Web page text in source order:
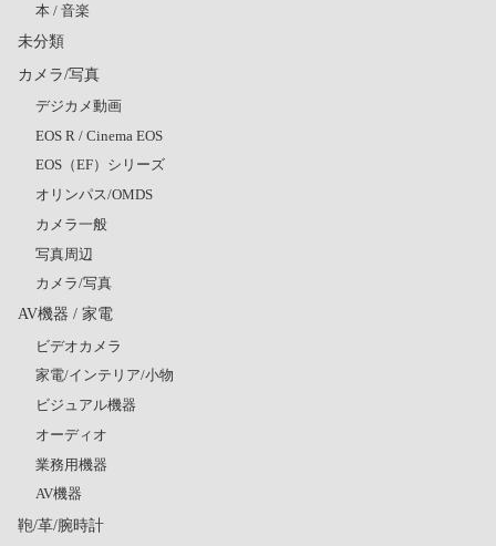
本 / 音楽
未分類
カメラ/写真
デジカメ動画
EOS R / Cinema EOS
EOS（EF）シリーズ
オリンパス/OMDS
カメラ一般
写真周辺
カメラ/写真
AV機器 / 家電
ビデオカメラ
家電/インテリア/小物
ビジュアル機器
オーディオ
業務用機器
AV機器
鞄/革/腕時計